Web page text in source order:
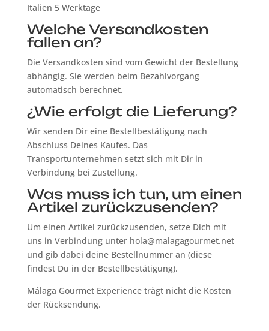
Italien 5 Werktage
Welche Versandkosten
fallen an?
Die Versandkosten sind vom Gewicht der Bestellung
abhängig. Sie werden beim Bezahlvorgang
automatisch berechnet.
¿Wie erfolgt die Lieferung?
Wir senden Dir eine Bestellbestätigung nach
Abschluss Deines Kaufes. Das
Transportunternehmen setzt sich mit Dir in
Verbindung bei Zustellung.
Was muss ich tun, um einen
Artikel zurückzusenden?
Um einen Artikel zurückzusenden, setze Dich mit
uns in Verbindung unter hola@malagagourmet.net
und gib dabei deine Bestellnummer an (diese
findest Du in der Bestellbestätigung).
Málaga Gourmet Experience trägt nicht die Kosten
der Rücksendung.